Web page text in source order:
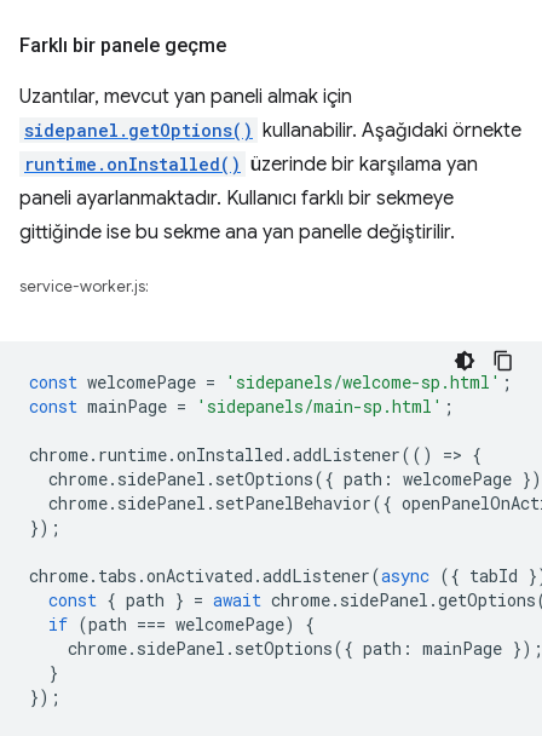
Farklı bir panele geçme
Uzantılar, mevcut yan paneli almak için
sidepanel.getOptions() kullanabilir. Aşağıdaki örnekte
runtime.onInstalled() üzerinde bir karşılama yan
paneli ayarlanmaktadır. Kullanıcı farklı bir sekmeye
gittiğinde ise bu sekme ana yan panelle değiştirilir.
service-worker.js:
const welcomePage = 'sidepanels/welcome-sp.html' ;
const mainPage = 'sidepanels/main-sp.html' ;
chrome. runtime.onInstalled .addListener(() => {
chrome. sidePanel . setOptions({ path : welcomePage
chrome. sidePanel . setPanelBehavior({
});
chrome. tabs .onActivated .addListener(async ({ tabId
const { path } = await chrome. sidePanel .getOptions
if (path === welcomePage)
{
chrome. sidePanel . setOptions({ path : mainPage });
}
});